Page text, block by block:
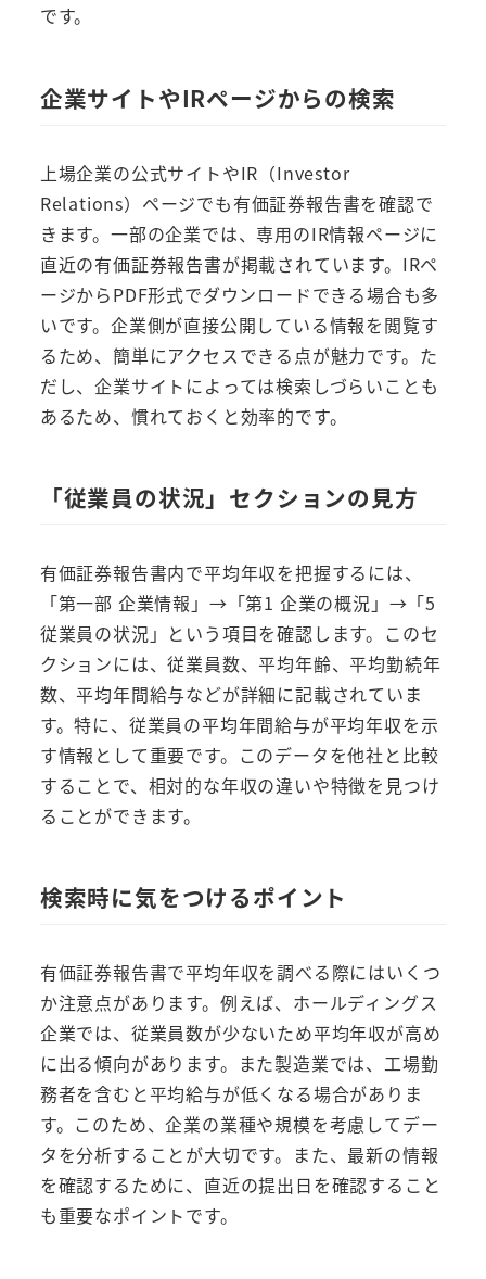
です。
企業サイトやIRページからの検索
上場企業の公式サイトやIR（Investor
Relations）ページでも有価証券報告書を確認で
きます。一部の企業では、専用のIR情報ページに
直近の有価証券報告書が掲載されています。IRペ
ージからPDF形式でダウンロードできる場合も多
いです。企業側が直接公開している情報を閲覧す
るため、簡単にアクセスできる点が魅力です。た
だし、企業サイトによっては検索しづらいことも
あるため、慣れておくと効率的です。
「従業員の状況」セクションの見方
有価証券報告書内で平均年収を把握するには、
「第一部 企業情報」→「第1 企業の概況」→「5
従業員の状況」という項目を確認します。このセ
クションには、従業員数、平均年齢、平均勤続年
数、平均年間給与などが詳細に記載されていま
す。特に、従業員の平均年間給与が平均年収を示
す情報として重要です。このデータを他社と比較
することで、相対的な年収の違いや特徴を見つけ
ることができます。
検索時に気をつけるポイント
有価証券報告書で平均年収を調べる際にはいくつ
か注意点があります。例えば、ホールディングス
企業では、従業員数が少ないため平均年収が高め
に出る傾向があります。また製造業では、工場勤
務者を含むと平均給与が低くなる場合がありま
す。このため、企業の業種や規模を考慮してデー
タを分析することが大切です。また、最新の情報
を確認するために、直近の提出日を確認すること
も重要なポイントです。